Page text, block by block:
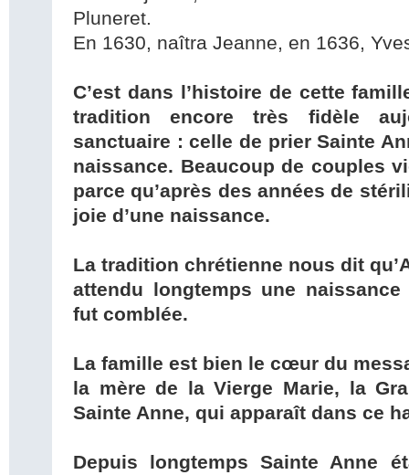
Pluneret.
En 1630, naîtra Jeanne, en 1636,
C’est dans l’histoire de cette
tradition encore très fidèle
sanctuaire : celle de prier Sainte
naissance. Beaucoup de couples
parce qu’après des années de
joie d’une naissance.
La tradition chrétienne nous dit
attendu longtemps une
fut comblée.
La famille est bien le cœur du
la mère de la Vierge Marie, la
Sainte Anne, qui apparaît dans ce
Depuis longtemps Sainte Anne